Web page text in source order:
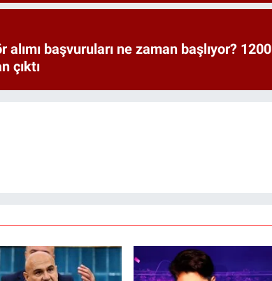
alımı başvuruları ne zaman başlıyor? 1200
çıktı